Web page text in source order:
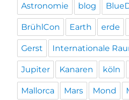
Astronomie blog
BrühlCon Earth erde
Gerst Internationale
Jupiter Kanaren köln
Mallorca Mars Mond